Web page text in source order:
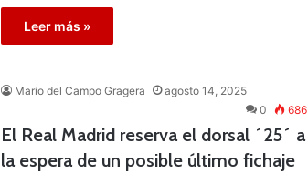
Leer más »
Mario del Campo Gragera
agosto 14, 2025
0
686
El Real Madrid reserva el dorsal ´25´ a
la espera de un posible último fichaje